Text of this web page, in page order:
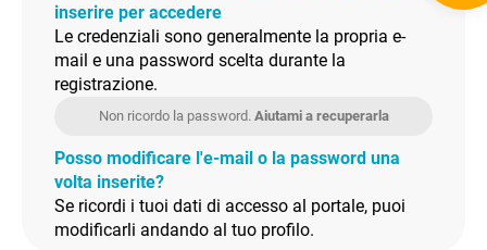
inserire per accedere
Le credenziali sono generalmente la propria e-
mail e una password scelta durante la
registrazione.
Non ricordo la password. Aiutami a recuperarla
Posso modificare l'e-mail o la password una
volta inserite?
Se ricordi i tuoi dati di accesso al portale, puoi
modificarli andando al tuo profilo.